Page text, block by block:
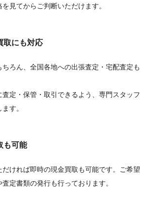
見てからご判断いただけます。
取にも対応
ろん、全国各地への出張査定・宅配査定も
定・保管・取引できるよう、専門スタッフ
す。
も可能
ければ即時の現金買取も可能です。ご希望
定書類の発行も行っております。